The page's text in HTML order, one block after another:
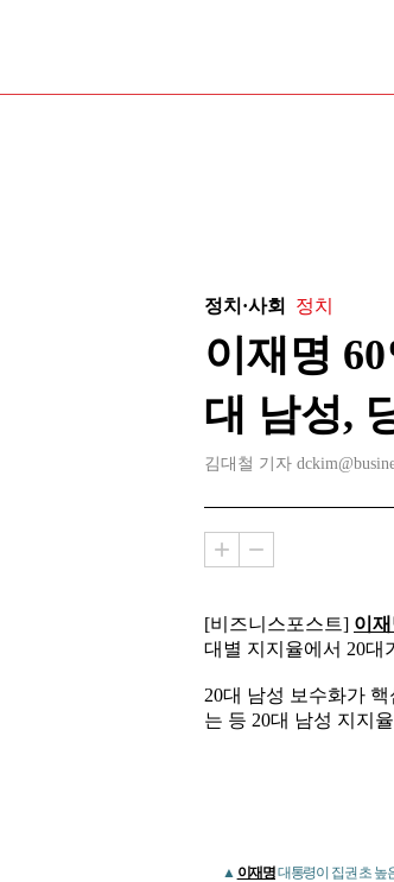
정치·사회 정치
이재명
대 남성,
김대철 기자
[비즈니스포스트] 이
대별 지지율에서 20대
20대 남성 보수화가
는 등 20대 남성 지지
▲ 이재명대통령이 집권 초 높